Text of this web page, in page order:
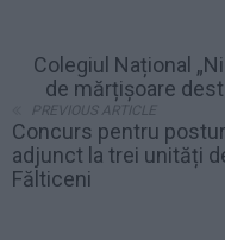
Colegiul Național
de mărțișoare
PREVIOUS ARTICLE
Concurs pentru
adjunct la trei unități
Fălticeni